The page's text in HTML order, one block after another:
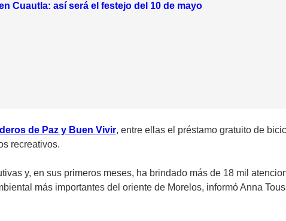
Cuautla: así será el festejo del 10 de mayo
de Paz y Buen Vivir, entre ellas el préstamo gratuito de
recreativos.
y, en sus primeros meses, ha brindado más de 18 mil
más importantes del oriente de Morelos, informó Anna